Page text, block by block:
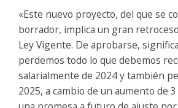
«Este nuevo proyecto, del que se
borrador, implica un gran
Ley Vigente. De aprobarse,
perdemos todo lo que debemos
salarialmente de 2024 y también
2025, a cambio de un aumento de